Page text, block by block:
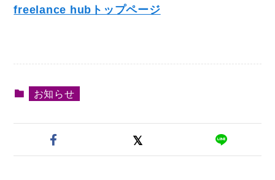
freelance hubトップページ
お知らせ